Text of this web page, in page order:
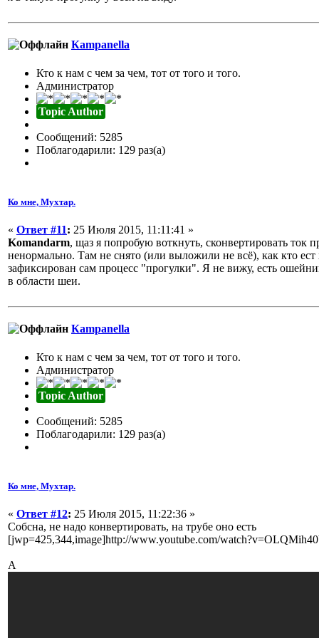
Кampanella
Кто к нам с чем за чем, тот от того и того.
Администратор
Topic Author
Сообщений: 5285
Поблагодарили: 129 раз(а)
Ко мне, Мухтар.
« Ответ #11: 25 Июля 2015, 11:11:41 »
Komandarm, щаз я попробую воткнуть, сконвертировать ток
ненормально. Там не снято (или выложили не всё), как кто
зафиксирован сам процесс "прогулки". Я не вижу, есть
в области шеи.
Кampanella
Кто к нам с чем за чем, тот от того и того.
Администратор
Topic Author
Сообщений: 5285
Поблагодарили: 129 раз(а)
Ко мне, Мухтар.
« Ответ #12: 25 Июля 2015, 11:22:36 »
Собсна, не надо конвертировать, на трубе оно есть
[jwp=425,344,image]http://www.youtube.com/
А